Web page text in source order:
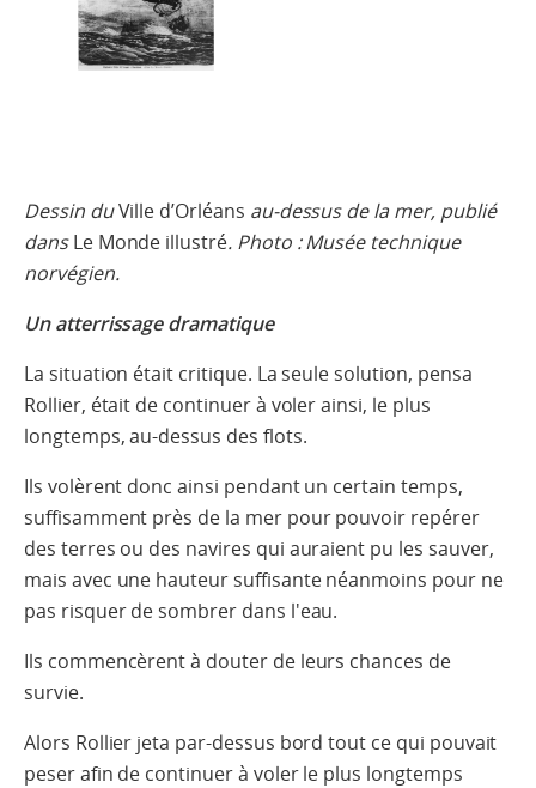
Dessin duVille d’Orléans au-dessus de la mer, publié
dansLe Monde illustré. Photo : Musée technique
norvégien.
Un atterrissage dramatique
La situation était critique. La seule solution, pensa
Rollier, était de continuer à voler ainsi, le plus
longtemps, au-dessus des flots.
Ils volèrent donc ainsi pendant un certain temps,
suffisamment près de la mer pour pouvoir repérer
des terres ou des navires qui auraient pu les sauver,
mais avec une hauteur suffisante néanmoins pour ne
pas risquer de sombrer dans l'eau.
Ils commencèrent à douter de leurs chances de
survie.
Alors Rollier jeta par-dessus bord tout ce qui pouvait
peser afin de continuer à voler le plus longtemps